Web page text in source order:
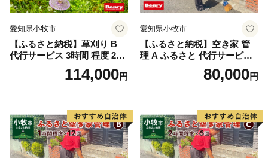
愛知県小牧市
【ふるさと納税】草刈り B
代行サービス 3時間 程度 2人
作業 伐採 低草木 剪定 ゴミ拾
い 清掃 雑草 除去 除草 作業
小牧味岡店 愛知県 小牧市
114,000円
愛知県小牧市
【ふるさと納税】空き家 管
理 A ふるさと 代行サービス
1時間 程度 × 6回 建物 外部
状況 確認 2ヶ月に1回 雨漏り
ック チラシ 回収 廃棄 提案
助言 愛知県 小牧市
80,000円